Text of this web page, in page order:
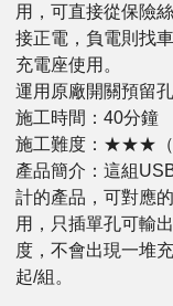
用，可直接從保險
接正電，負電則找
充電座使用。
運用原廠開關預留
施工時間：40分鐘
施工難度：★★★（
產品簡介：這組
計的產品，可對應
用，只插單孔可輸
度，不會出現一堆
起/組。